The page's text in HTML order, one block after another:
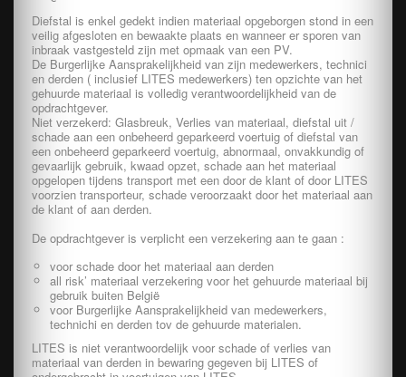
Diefstal is enkel gedekt indien materiaal opgeborgen stond in een
veilig afgesloten en bewaakte plaats en wanneer er sporen van
inbraak vastgesteld zijn met opmaak van een PV.
De Burgerlijke Aansprakelijkheid van zijn medewerkers, technici
en derden ( inclusief LITES medewerkers) ten opzichte van het
gehuurde materiaal is volledig verantwoordelijkheid van de
opdrachtgever.
Niet verzekerd: Glasbreuk, Verlies van materiaal, diefstal uit /
schade aan een onbeheerd geparkeerd voertuig of diefstal van
een onbeheerd geparkeerd voertuig, abnormaal, onvakkundig of
gevaarlijk gebruik, kwaad opzet, schade aan het materiaal
opgelopen tijdens transport met een door de klant of door LITES
voorzien transporteur, schade veroorzaakt door het materiaal aan
de klant of aan derden.
De opdrachtgever is verplicht een verzekering aan te gaan :
voor schade door het materiaal aan derden
all risk’ materiaal verzekering voor het gehuurde materiaal bij
gebruik buiten België
voor Burgerlijke Aansprakelijkheid van medewerkers,
technichi en derden tov de gehuurde materialen.
LITES is niet verantwoordelijk voor schade of verlies van
materiaal van derden in bewaring gegeven bij LITES of